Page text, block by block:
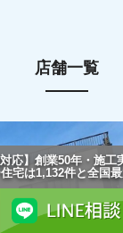
店舗一覧
対応】創業50年・施工
宅は1,132件と全国最